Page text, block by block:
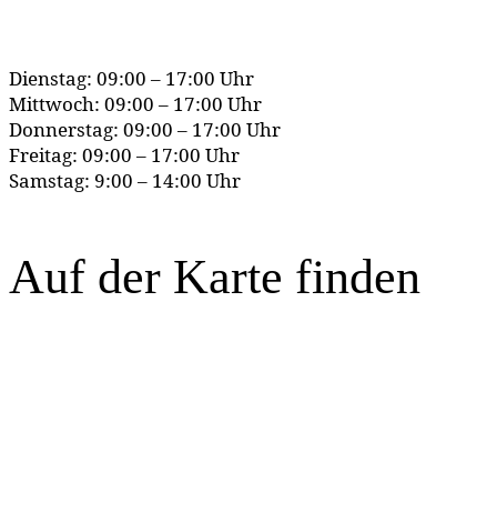
Dienstag: 09:00 – 17:00 Uhr
Mittwoch: 09:00 – 17:00 Uhr
Donnerstag: 09:00 – 17:00 Uhr
Freitag: 09:00 – 17:00 Uhr
Samstag: 9:00 – 14:00 Uhr
Auf der Karte finden